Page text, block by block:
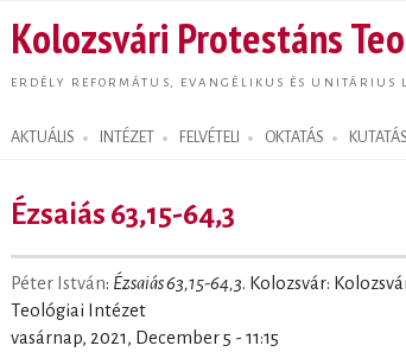
Kolozsvári Protestáns
ERDÉLY REFORMÁTUS, EVANGÉLIKUS ÉS UNITÁRIUS
AKTUÁLIS INTÉZET FELVÉTELI OKTATÁS KUTATÁS
Search form
Ézsaiás 63,15-64,3
Péter István: Ézsaiás 63,15-64,3. Kolozsvár:
Teológiai Intézet
vasárnap, 2021, December 5 - 11:15